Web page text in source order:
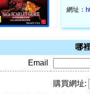
網址：
哪
Email
購買網址: